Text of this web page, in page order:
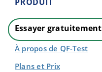
Essayer gratuitement
À propos de QF-Test
Plans et Prix